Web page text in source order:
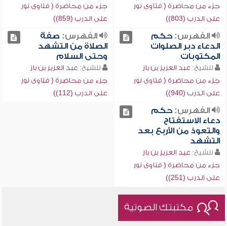
جزء من محاضرة ( فتاوى نور
على الدرب (803))
جزء من محاضرة ( فتاوى نور
على الدرب (859))
الفهرس:حكم
الدعاء دبر الصلوات
المكتوبات
للشيخ: عبد العزيز بن باز
جزء من محاضرة ( فتاوى نور
على الدرب (940))
الفهرس: صفة
الصلاة من التشهد
وحتى السلام
للشيخ: عبد العزيز بن باز
جزء من محاضرة ( فتاوى نور
على الدرب (112))
الفهرس:حكم
دعاء الاستفتاح
والتعوذ من الأربع بعد
التشهد
للشيخ: عبد العزيز بن باز
جزء من محاضرة ( فتاوى نور
على الدرب (251))
مكتبتك الصوتية